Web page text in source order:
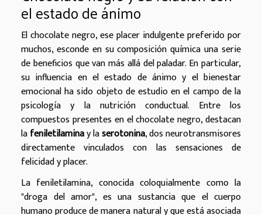
el estado de ánimo
El chocolate negro, ese placer indulgente preferido por
muchos, esconde en su composición química una serie
de beneficios que van más allá del paladar. En particular,
su influencia en el estado de ánimo y el bienestar
emocional ha sido objeto de estudio en el campo de la
psicología y la nutrición conductual. Entre los
compuestos presentes en el chocolate negro, destacan
lafeniletilaminay laserotonina, dos neurotransmisores
directamente vinculados con las sensaciones de
felicidad y placer.
La feniletilamina, conocida coloquialmente como la
"droga del amor", es una sustancia que el cuerpo
humano produce de manera natural y que está asociada